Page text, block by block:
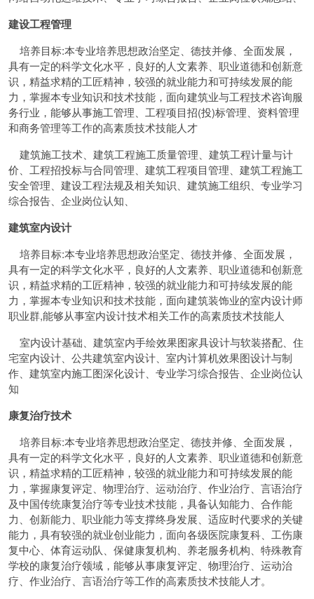
建设工程管理
培养目标:本专业培养思想政治坚定、德技并修、全面发展，
具有一定的科学文化水平，良好的人文素养、职业道德和创新意
识，精益求精的工匠精神，较强的就业能力和可持续发展的能
力，掌握本专业知识和技术技能，面向建筑业与工程技术咨询服
务行业，能够从事施工管理、工程项目招(投)标管理、资料管理
和商务管理等工作的高素质技术技能人才
建筑施工技术、建筑工程施工质量管理、建筑工程计量与计
价、工程招投标与合同管理、建筑工程项目管理、建筑工程施工
安全管理、建设工程法规及相关知识、建筑施工组织、专业学习
综合报告、企业岗位认知、
建筑室内设计
培养目标:本专业培养思想政治坚定、德技并修、全面发展，
具有一定的科学文化水平，良好的人文素养、职业道德和创新意
识，精益求精的工匠精神，较强的就业能力和可持续发展的能
力，掌握本专业知识和技术技能，面向建筑装饰业的室内设计师
职业群,能够从事室内设计技术相关工作的高素质技术技能人
室内设计基础、建筑室内手绘效果图家具设计与软装搭配、住
宅室内设计、公共建筑室内设计、室内计算机效果图设计与制
作、建筑室内施工图深化设计、专业学习综合报告、企业岗位认
知
康复治疗技术
培养目标:本专业培养思想政治坚定、德技并修、全面发展，
具有一定的科学文化水平，良好的人文素养、职业道德和创新意
识，精益求精的工匠精神，较强的就业能力和可持续发展的能
力，掌握康复评定、物理治疗、运动治疗、作业治疗、言语治疗
及中国传统康复治疗等专业技术技能，具备认知能力、合作能
力、创新能力、职业能力等支撑终身发展、适应时代要求的关键
能力，具有较强的就业创业能力，面向各级医院康复科、工伤康
复中心、体育运动队、保健康复机构、养老服务机构、特殊教育
学校的康复治疗领域，能够从事康复评定、物理治疗、运动治
疗、作业治疗、言语治疗等工作的高素质技术技能人才。